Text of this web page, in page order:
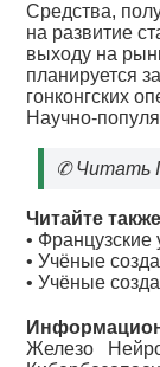
Средства,
на развитие
выходу на
планируется
гонконгских
Научно-
✆Читать
Читайте
• Французские
•Учёные
•Учёные
Железо